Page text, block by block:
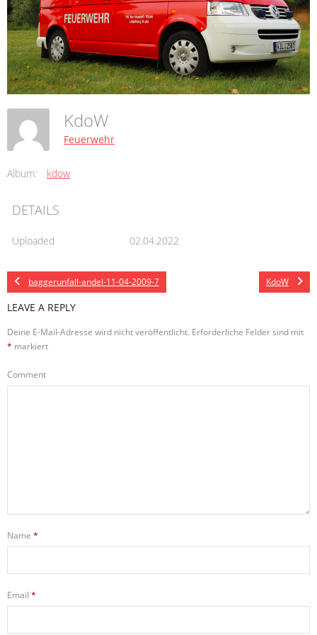
KdoW
Feuerwehr
Album: kdow
DETAILS
Uploaded 02.04.2022
baggerunfall-andel-11-04-2009-7 KdoW
LEAVE A REPLY
Deine E-Mail-Adresse wird nicht veröffentlicht. Erforderliche Felder sind mit
* markiert
Comment
Name *
Email *